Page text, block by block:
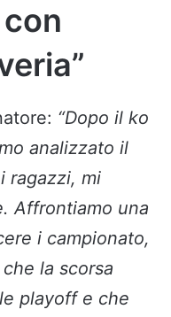
“Dopo il ko
analizzato il
ragazzi, mi
Affrontiamo una
i campionato,
la scorsa
playoff e che